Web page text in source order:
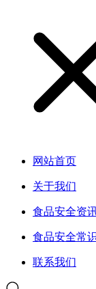
网站首页
关于我们
食品安全资
食品安全常
联系我们